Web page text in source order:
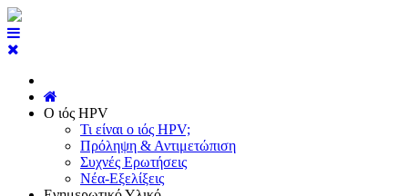
Ο ιός HPV
Τι είναι ο ιός HPV;
Πρόληψη & Αντιμετώπιση
Συχνές Ερωτήσεις
Νέα-Εξελίξεις